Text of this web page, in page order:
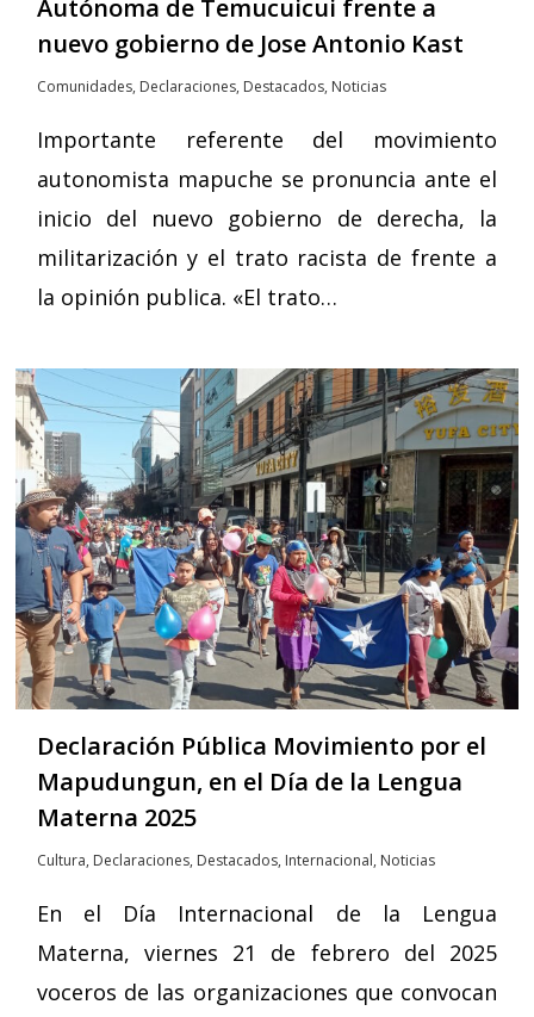
Autónoma de Temucuicui frente a
nuevo gobierno de Jose Antonio Kast
Comunidades, Declaraciones, Destacados, Noticias
Importante referente del movimiento
autonomista mapuche se pronuncia ante el
inicio del nuevo gobierno de derecha, la
militarización y el trato racista de frente a
la opinión publica. «El trato…
Declaración Pública Movimiento por el
Mapudungun, en el Día de la Lengua
Materna 2025
Cultura, Declaraciones, Destacados, Internacional, Noticias
En el Día Internacional de la Lengua
Materna, viernes 21 de febrero del 2025
voceros de las organizaciones que convocan